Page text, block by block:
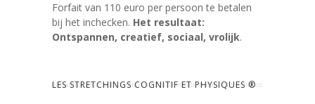
Forfait van 110 euro per persoon te betalen
bij het inchecken. Het resultaat:
Ontspannen, creatief, sociaal, vrolijk.
LES STRETCHINGS COGNITIF ET PHYSIQUES ®